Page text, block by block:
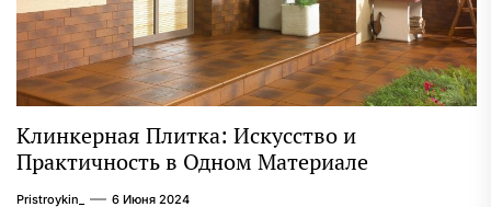
Клинкерная Плитка: Искусство и
Практичность в Одном Материале
Pristroykin_ 6 Июня 2024